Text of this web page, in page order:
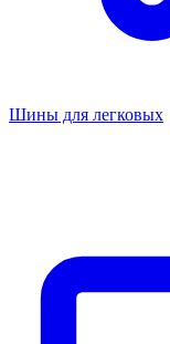
Шины для легковых